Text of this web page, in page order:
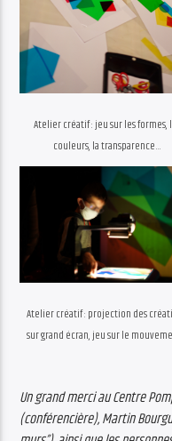
Atelier créatif : jeu sur les formes,
Atelier créatif : projection des
Un grand merci au Centre
(conférencière), Martin